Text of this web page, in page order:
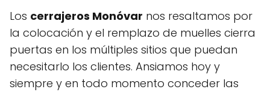
Los cerrajeros Monóvar nos resaltamos por
la colocación y el remplazo de muelles cierra
puertas en los múltiples sitios que puedan
necesitarlo los clientes. Ansiamos hoy y
siempre y en todo momento conceder las